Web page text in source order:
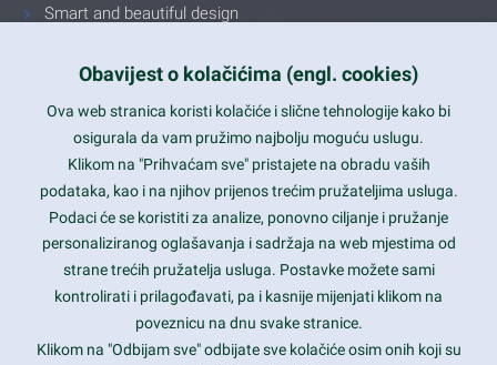
Smart and beautiful design
Latest trends and much more...
Contact Info
1600 Amphitheatre Parkway, Mountain View, CA 94043
prothemes.net@gmail.com
Obavijest o kolačićima (engl. cookies)
Ova web stranica koristi kolačiće i slične tehnologije kako bi
osigurala da vam pružimo najbolju moguću uslugu.
Klikom na "Prihvaćam sve" pristajete na obradu vaših
podataka, kao i na njihov prijenos trećim pružateljima usluga.
Podaci će se koristiti za analize, ponovno ciljanje i pružanje
personaliziranog oglašavanja i sadržaja na web mjestima od
strane trećih pružatelja usluga. Postavke možete sami
kontrolirati i prilagođavati, pa i kasnije mijenjati klikom na
poveznicu na dnu svake stranice.
Klikom na "Odbijam sve" odbijate sve kolačiće osim onih koji su